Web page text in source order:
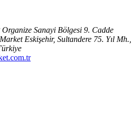
Sanayi Bölgesi 9. Cadde
Eskişehir, Sultandere 75. Yıl Mh.,